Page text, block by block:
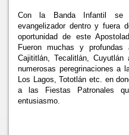
Con
la Banda Infantil se
evangelizador dentro y fuera
oportunidad de este
Fueron muchas y
Cajititlán, Tecalitlán,
numerosas peregrinaciones a
Los Lagos, Tototlán etc. en
a las Fiestas Patronales
entusiasmo.